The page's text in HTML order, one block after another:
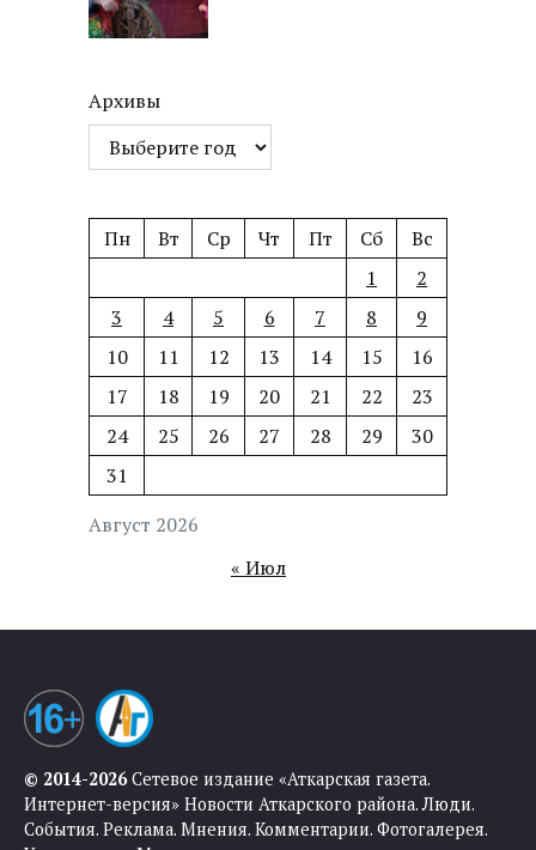
Архивы
Август 2026
Пн Вт Ср Чт Пт Сб
Вс
1
2
3
4 5 6 7 8
9
10
11 12 13 14 15
16
17
18 19 20 21 22
23
24
25 26 27 28 29
30
31
« Июл
© 2014-2026Сетевое издание «Аткарская газета.
Интернет-версия» Новости Аткарского района. Люди.
События. Реклама. Мнения. Комментарии. Фотогалерея.